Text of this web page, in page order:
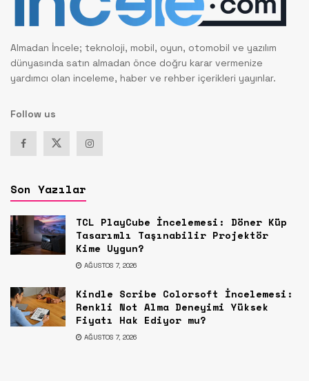
Almadan İncele; teknoloji, mobil, oyun, otomobil ve yazılım
dünyasında satın almadan önce doğru karar vermenize
yardımcı olan inceleme, haber ve rehber içerikleri yayınlar.
Follow us
Son Yazılar
TCL PlayCube İncelemesi: Döner Küp
Tasarımlı Taşınabilir Projektör
Kime Uygun?
AĞUSTOS 7, 2026
Kindle Scribe Colorsoft İncelemesi:
Renkli Not Alma Deneyimi Yüksek
Fiyatı Hak Ediyor mu?
AĞUSTOS 7, 2026